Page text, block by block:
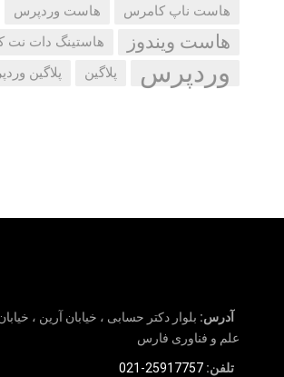
هاست ناپ کامرس هاست وردپرس
هاست ویندوز هاستینگ دات نت
وردپرس پلاگین پلاگین
آدرس: بلوار دکتر حسابی ، خیابان آرین ،
علم و فناوری فارس
تلفن: 25917757-021